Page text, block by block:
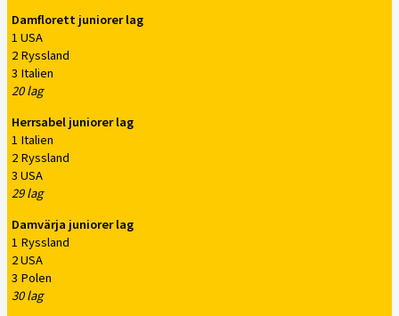
Damflorett juniorer lag
1 USA
2 Ryssland
3 Italien
20 lag
Herrsabel juniorer lag
1 Italien
2 Ryssland
3 USA
29 lag
Damvärja juniorer lag
1 Ryssland
2 USA
3 Polen
30 lag